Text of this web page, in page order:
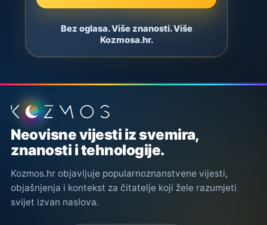
Bez oglasa. Više znanosti. Više
Kozmosa.hr.
Podnožje stranice
Neovisne vijesti iz svemira,
znanosti i tehnologije.
Kozmos.hr objavljuje popularnoznanstvene vijesti,
objašnjenja i kontekst za čitatelje koji žele razumjeti
svijet izvan naslova.